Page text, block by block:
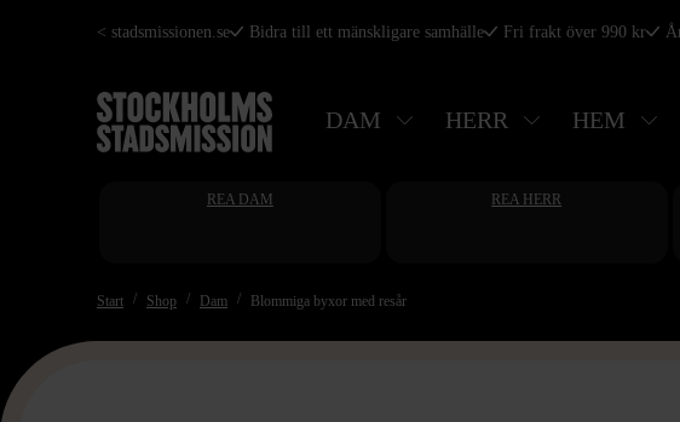
Hoppa
huvudinnehåll
< stadsmissionen.se Bidra till ett mänskligare samhälle Fri frakt över 990 kr
DAM HERR HEM
REA DAM REA HERR
Start Shop Dam Blommiga byxor med resår